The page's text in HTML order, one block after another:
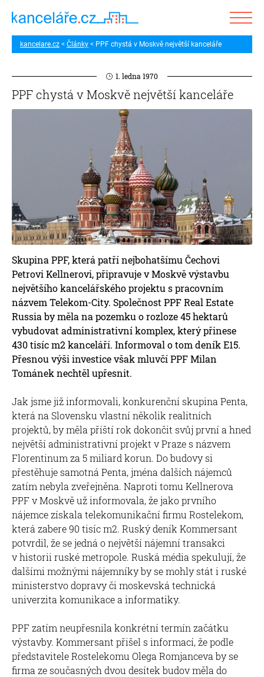
kancelare.cz Články PPF chystá v Moskvě největší kanceláře
1. ledna 1970
PPF chystá v Moskvě největší kanceláře
Skupina PPF, která patří nejbohatšímu Čechovi
Petrovi Kellnerovi, připravuje v Moskvě výstavbu
největšího kancelářského projektu s pracovním
názvem Telekom-City. Společnost PPF Real Estate
Russia by měla na pozemku o rozloze 45 hektarů
vybudovat administrativní komplex, který přinese
430 tisíc m2 kanceláří. Informoval o tom deník E15.
Přesnou výši investice však mluvčí PPF Milan
Tománek nechtěl upřesnit.
Jak jsme již informovali, konkurenční skupina Penta,
která na Slovensku vlastní několik realitních
projektů, by měla příští rok dokončit svůj první a hned
největší administrativní projekt v Praze s názvem
Florentinum za 5 miliard korun. Do budovy si
přestěhuje samotná Penta, jména dalších nájemců
zatím nebyla zveřejněna. Naproti tomu Kellnerova
PPF v Moskvě už informovala, že jako prvního
nájemce získala telekomunikační firmu Rostelekom,
která zabere 90 tisíc m2. Ruský deník Kommersant
potvrdil, že se jedná o největší nájemní transakci
v historii ruské metropole. Ruská média spekulují, že
dalšími možnými nájemníky by se mohly stát i ruské
ministerstvo dopravy či moskevská technická
univerzita komunikace a informatiky.
PPF zatím neupřesnila konkrétní termín začátku
výstavby. Kommersant přišel s informací, že podle
představitele Rostelekomu Olega Romjanceva by se
firma ze současných dvou desítek budov měla do